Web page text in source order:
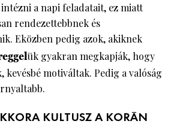
a napi feladatait, ez miatt
rendezettebbnek és
Eközben pedig azok, akiknek
ük gyakran megkapják, hogy
kevésbé motiváltak. Pedig a valóság
KULTUSZ A KORÁN